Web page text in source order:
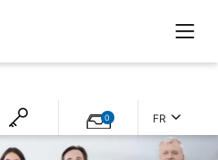
0 FR